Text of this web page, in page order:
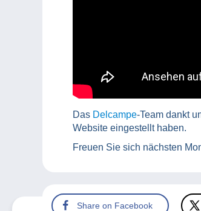
Das Delcampe-Team dankt
Website eingestellt haben.
Freuen Sie sich nächsten
Share on Facebook